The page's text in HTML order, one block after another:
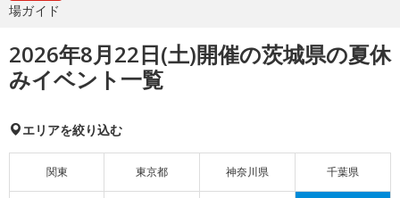
場ガイド
2026年8月22日(土)開催の茨城県の夏休
みイベント一覧
エリアを絞り込む
関東 東京都 神奈川県 千葉県